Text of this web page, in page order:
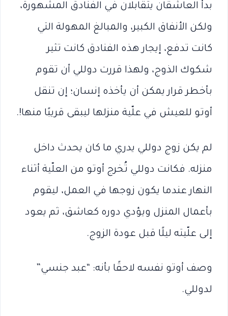
بدأ العاشقان يتقابلان في الفنادق المشهورة،
ولكن الأنفاق الكبير، والمبالغ المهولة التي
كانت تدفع، إيجار هذه الفنادق كانت تثير
شكوك الذوج، ولهذا قررت دوللي أن تقوم
بأخطر قرار يمكن أن يأخذه إنسان؛ إن تنقل
أوتو للعيش في علّية منزلها ليبقى قريبًا منها!.
لم يكن زوج دوللي يدري ما كان يحدث داخل
منزله. فكانت دوللي تُخرج أوتو من العلّية أثناء
النهار عندما يكون زوجها في العمل، ليقوم
بأعمال المنزل ويؤدي دوره كعاشق، ثم يعود
إلى علّيته ليلًا قبل عودة الزوج.
وصف أوتو نفسه لاحقًا بأنه: “عبد جنسي”
لدوللي.